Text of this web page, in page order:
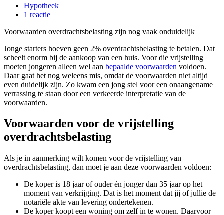
Hypotheek
1 reactie
Voorwaarden overdrachtsbelasting zijn nog vaak onduidelijk
Jonge starters hoeven geen 2% overdrachtsbelasting te betalen. Dat
scheelt enorm bij de aankoop van een huis. Voor die vrijstelling
moeten jongeren alleen wel aan bepaalde voorwaarden voldoen.
Daar gaat het nog weleens mis, omdat de voorwaarden niet altijd
even duidelijk zijn. Zo kwam een jong stel voor een onaangename
verrassing te staan door een verkeerde interpretatie van de
voorwaarden.
Voorwaarden voor de vrijstelling
overdrachtsbelasting
Als je in aanmerking wilt komen voor de vrijstelling van
overdrachtsbelasting, dan moet je aan deze voorwaarden voldoen:
De koper is 18 jaar of ouder én jonger dan 35 jaar op het
moment van verkrijging. Dat is het moment dat jij of jullie de
notariële akte van levering ondertekenen.
De koper koopt een woning om zelf in te wonen. Daarvoor